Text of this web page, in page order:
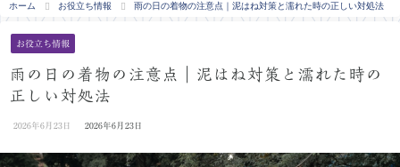
ホーム お役立ち情報 雨の日の着物の注意点｜泥はね対策と濡れた時の正しい対処法
お役立ち情報
雨の日の着物の注意点｜泥はね対策と濡れた時の
正しい対処法
2026年6月23日 2026年6月23日